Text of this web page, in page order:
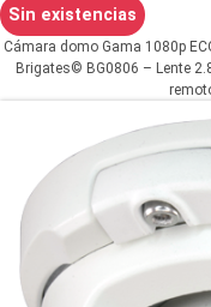
Sin existencias
Cámara domo Gama 1080p
Brigates© BG0806 – Lente